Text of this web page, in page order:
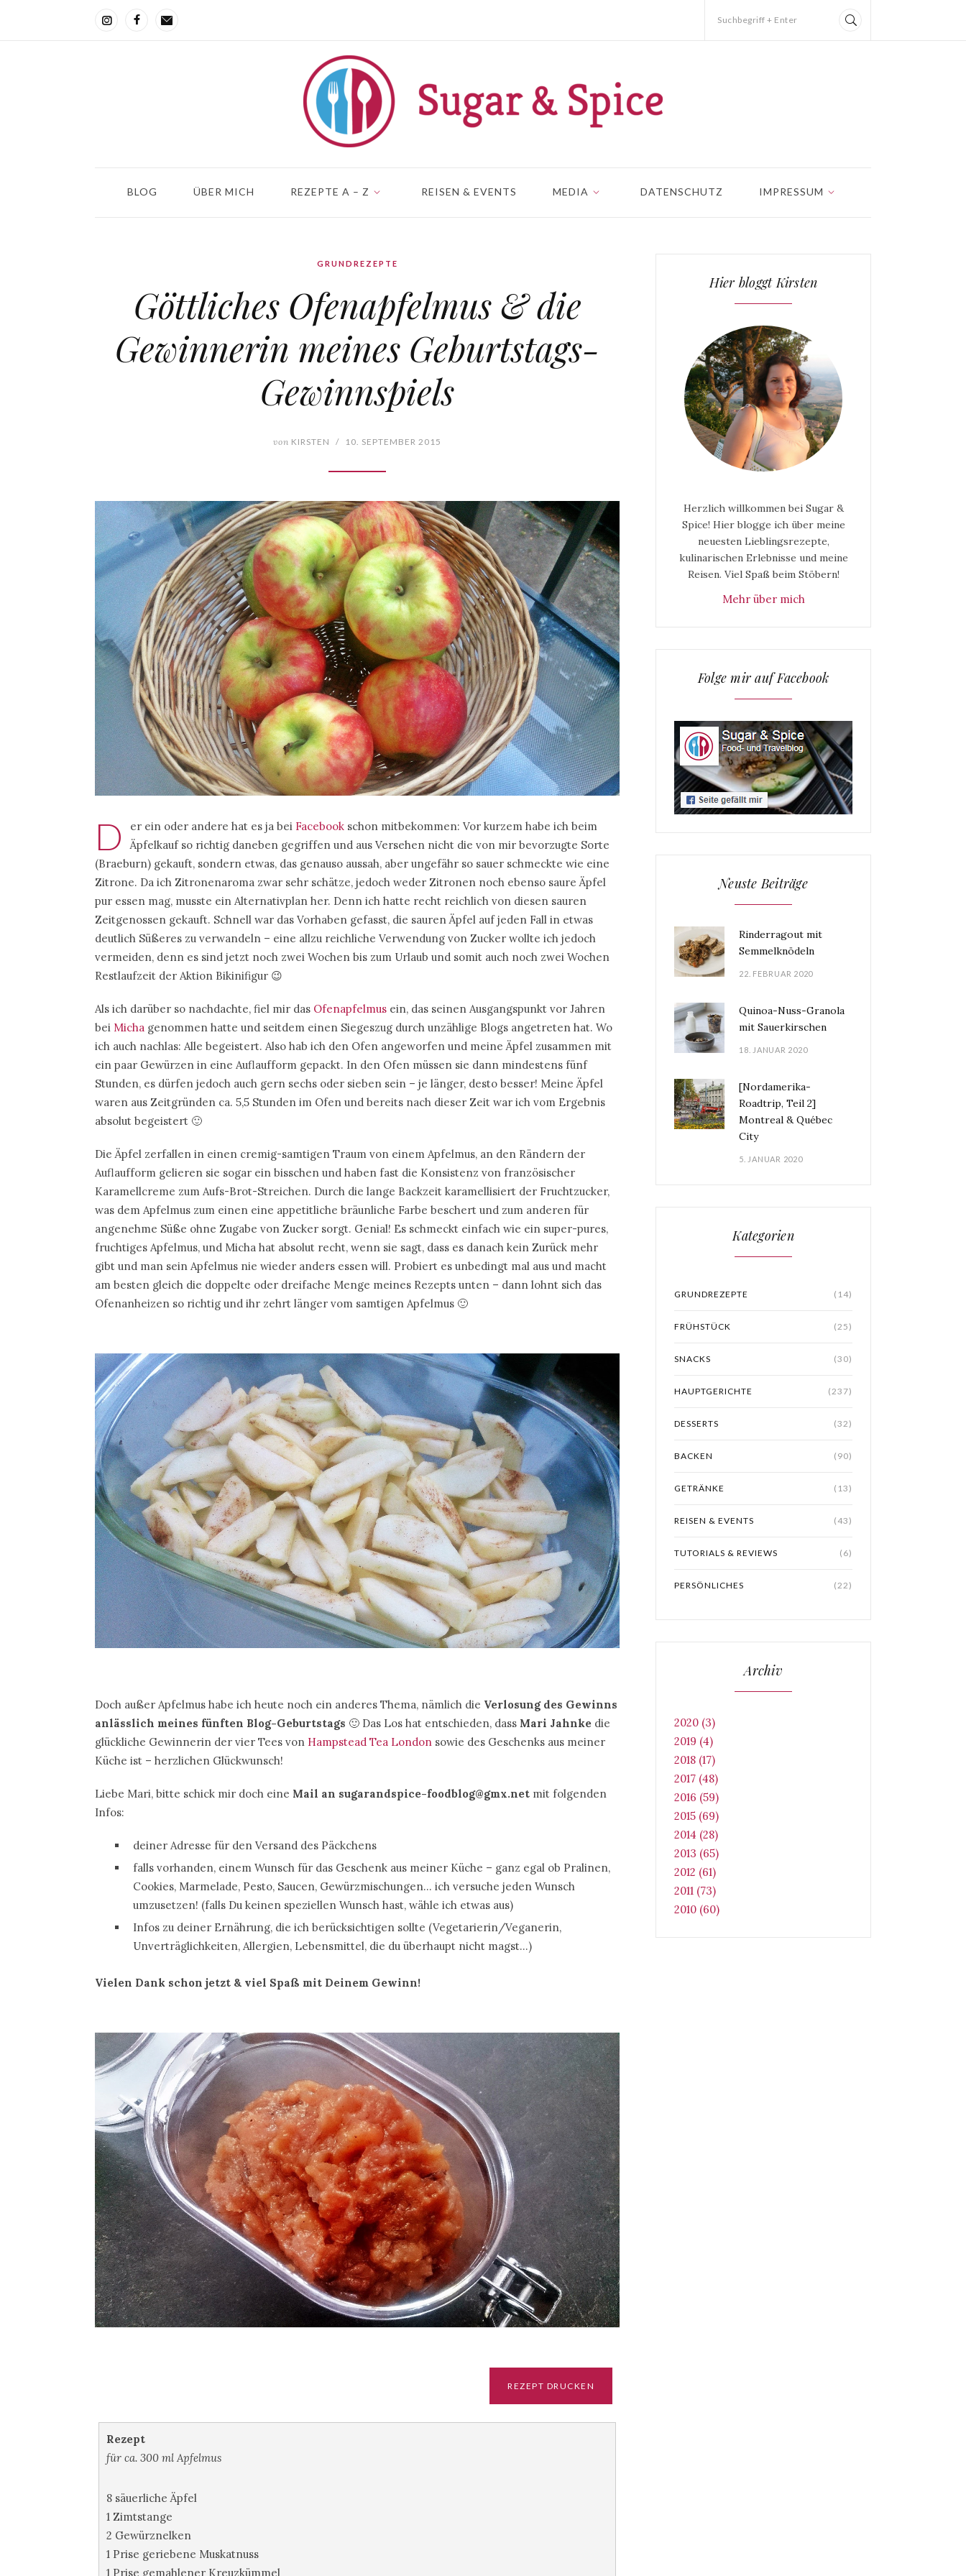
Suchbegriff + Enter
BLOG ÜBER MICH REZEPTE A – Z REISEN & EVENTS MEDIA DATENSCHUTZ IMPRESSUM
GRUNDREZEPTE
Göttliches Ofenapfelmus & die
Gewinnerin meines Geburtstags-
Gewinnspiels
von KIRSTEN / 10. SEPTEMBER 2015
D er ein oder andere hat es ja bei Facebook schon mitbekommen: Vor kurzem habe ich beim
Äpfelkauf so richtig daneben gegriffen und aus Versehen nicht die von mir bevorzugte Sorte
(Braeburn) gekauft, sondern etwas, das genauso aussah, aber ungefähr so sauer schmeckte wie eine
Zitrone. Da ich Zitronenaroma zwar sehr schätze, jedoch weder Zitronen noch ebenso saure Äpfel
pur essen mag, musste ein Alternativplan her. Denn ich hatte recht reichlich von diesen sauren
Zeitgenossen gekauft. Schnell war das Vorhaben gefasst, die sauren Äpfel auf jeden Fall in etwas
deutlich Süßeres zu verwandeln – eine allzu reichliche Verwendung von Zucker wollte ich jedoch
vermeiden, denn es sind jetzt noch zwei Wochen bis zum Urlaub und somit auch noch zwei Wochen
Restlaufzeit der Aktion Bikinifigur 😉
Als ich darüber so nachdachte, fiel mir das Ofenapfelmus ein, das seinen Ausgangspunkt vor Jahren
bei Micha genommen hatte und seitdem einen Siegeszug durch unzählige Blogs angetreten hat. Wo
ich auch nachlas: Alle begeistert. Also hab ich den Ofen angeworfen und meine Äpfel zusammen mit
ein paar Gewürzen in eine Auflaufform gepackt. In den Ofen müssen sie dann mindestens fünf
Stunden, es dürfen jedoch auch gern sechs oder sieben sein – je länger, desto besser! Meine Äpfel
waren aus Zeitgründen ca. 5,5 Stunden im Ofen und bereits nach dieser Zeit war ich vom Ergebnis
absolut begeistert 🙂
Die Äpfel zerfallen in einen cremig-samtigen Traum von einem Apfelmus, an den Rändern der
Auflaufform gelieren sie sogar ein bisschen und haben fast die Konsistenz von französischer
Karamellcreme zum Aufs-Brot-Streichen. Durch die lange Backzeit karamellisiert der Fruchtzucker,
was dem Apfelmus zum einen eine appetitliche bräunliche Farbe beschert und zum anderen für
angenehme Süße ohne Zugabe von Zucker sorgt. Genial! Es schmeckt einfach wie ein super-pures,
fruchtiges Apfelmus, und Micha hat absolut recht, wenn sie sagt, dass es danach kein Zurück mehr
gibt und man sein Apfelmus nie wieder anders essen will. Probiert es unbedingt mal aus und macht
am besten gleich die doppelte oder dreifache Menge meines Rezepts unten – dann lohnt sich das
Ofenanheizen so richtig und ihr zehrt länger vom samtigen Apfelmus 🙂
Doch außer Apfelmus habe ich heute noch ein anderes Thema, nämlich die Verlosung des Gewinns
anlässlich meines fünften Blog-Geburtstags 🙂 Das Los hat entschieden, dass Mari Jahnke die
glückliche Gewinnerin der vier Tees von Hampstead Tea London sowie des Geschenks aus meiner
Küche ist – herzlichen Glückwunsch!
Liebe Mari, bitte schick mir doch eine Mail an sugarandspice-foodblog@gmx.net mit folgenden
Infos:
deiner Adresse für den Versand des Päckchens
falls vorhanden, einem Wunsch für das Geschenk aus meiner Küche – ganz egal ob Pralinen,
Cookies, Marmelade, Pesto, Saucen, Gewürzmischungen… ich versuche jeden Wunsch
umzusetzen! (falls Du keinen speziellen Wunsch hast, wähle ich etwas aus)
Infos zu deiner Ernährung, die ich berücksichtigen sollte (Vegetarierin/Veganerin,
Unverträglichkeiten, Allergien, Lebensmittel, die du überhaupt nicht magst…)
Vielen Dank schon jetzt & viel Spaß mit Deinem Gewinn!
Rezept
für ca. 300 ml Apfelmus
8 säuerliche Äpfel
1 Zimtstange
2 Gewürznelken
1 Prise geriebene Muskatnuss
1 Prise gemahlener Kreuzkümmel
Hier bloggt Kirsten
Herzlich willkommen bei Sugar &
Spice! Hier blogge ich über meine
neuesten Lieblingsrezepte,
kulinarischen Erlebnisse und meine
Reisen. Viel Spaß beim Stöbern!
Mehr über mich
Folge mir auf Facebook
Neuste Beiträge
Rinderragout mit
Semmelknödeln
22. FEBRUAR 2020
Quinoa-Nuss-Granola
mit Sauerkirschen
18. JANUAR 2020
[Nordamerika-
Roadtrip, Teil 2]
Montreal & Québec
City
5. JANUAR 2020
Kategorien
GRUNDREZEPTE (14)
FRÜHSTÜCK (25)
SNACKS (30)
HAUPTGERICHTE (237)
DESSERTS (32)
BACKEN (90)
GETRÄNKE (13)
REISEN & EVENTS (43)
TUTORIALS & REVIEWS (6)
PERSÖNLICHES (22)
Archiv
2020 (3)
2019 (4)
2018 (17)
2017 (48)
2016 (59)
2015 (69)
2014 (28)
2013 (65)
2012 (61)
2011 (73)
2010 (60)